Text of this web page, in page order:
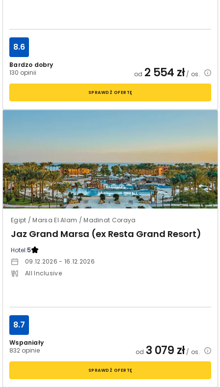
Bardzo dobry
130 opinii
8.6
od 2 554 zł/ os.
SPRAWDŹ OFERTĘ
Egipt / Marsa El Alam / Madinat Coraya
Jaz Grand Marsa (ex Resta Grand Resort)
Hotel:5
09.12.2026 - 16.12.2026
All Inclusive
Wspaniały
832 opinie
8.7
od 3 079 zł/ os.
SPRAWDŹ OFERTĘ